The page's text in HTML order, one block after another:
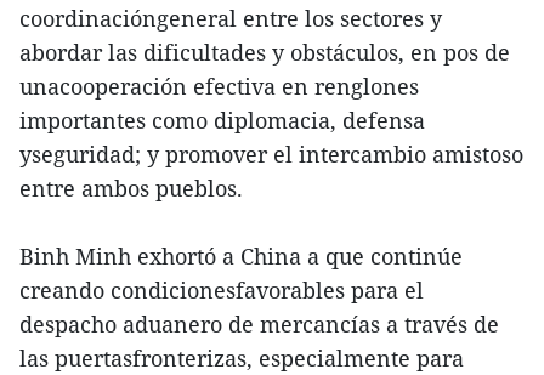
coordinacióngeneral entre los sectores y
abordar las dificultades y obstáculos, en pos de
unacooperación efectiva en renglones
importantes como diplomacia, defensa
yseguridad; y promover el intercambio amistoso
entre ambos pueblos.
Binh Minh exhortó a China a que continúe
creando condicionesfavorables para el
despacho aduanero de mercancías a través de
las puertasfronterizas, especialmente para